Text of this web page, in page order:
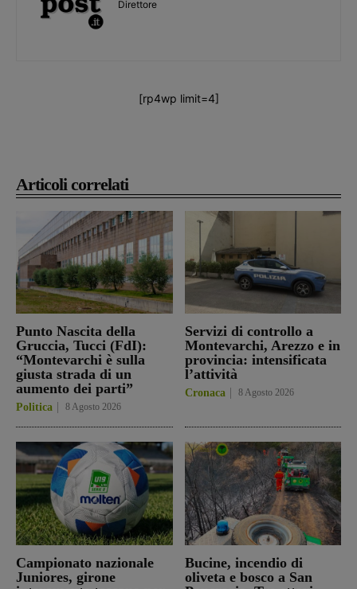
Articoli correlati
Punto Nascita della
Gruccia, Tucci (FdI):
“Montevarchi è sulla
giusta strada di un
aumento dei parti”
Politica 8 Agosto 2026
Servizi di controllo a
Montevarchi, Arezzo e in
provincia: intensificata
l’attività
Cronaca 8 Agosto 2026
Campionato nazionale
Juniores, girone
Bucine, incendio di
oliveta e bosco a San
Direttore
[rp4wp limit=4]